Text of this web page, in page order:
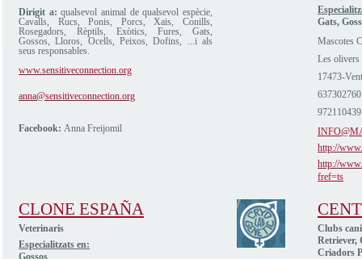
Dirigit a: qualsevol animal de qualsevol espècie,
Cavalls, Rucs, Ponis, Porcs, Xais, Conills,
Rosegadors, Rèptils, Exòtics, Fures, Gats,
Gossos, Lloros, Ocells, Peixos, Dofins, ...i als
seus responsables.
www.sensitiveconnection.org
anna@sensitiveconnection.org
Facebook: Anna Freijomil
Gats,
Mascotes
Les
17473-
637302760
972110439
http://
http://
fref=ts
CLONE ESPAÑA
Veterinaris
Especialitzats en:
Gossos
Clubs
Retriever,
Criadors